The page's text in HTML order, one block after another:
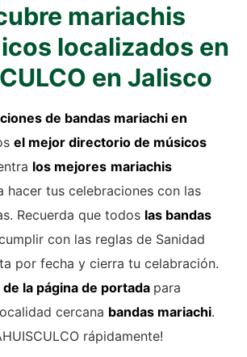
mariachis
localizados en
en Jalisco
de bandas mariachi en
el mejor directorio de músicos
los mejores mariachis
hacer tus celebraciones con las
Recuerda que todos las bandas
con las reglas de Sanidad
por fecha y cierra tu celabración.
la página de portada para
cercana bandas mariachi.
rápidamente!